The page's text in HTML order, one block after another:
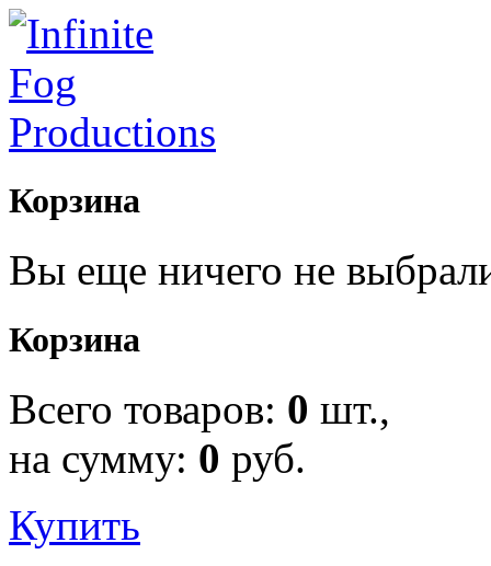
Корзина
Вы еще ничего не
Корзина
Всего товаров: 0 шт.,
на сумму: 0 руб.
Купить